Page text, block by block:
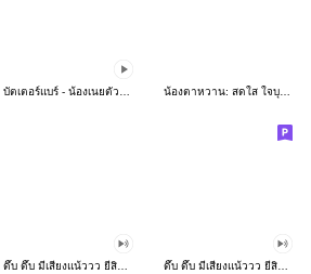
น้องตาหวาน: สดใส ใจบุญ (สีพาสเทล)
ดึ๊บ ดึ๊บ มีเสียงแน้ววว ยี่สิบเจ็ด ดึ๊บ ดึ๊บ มีเสียงแน้ววว ยี่สิบหก